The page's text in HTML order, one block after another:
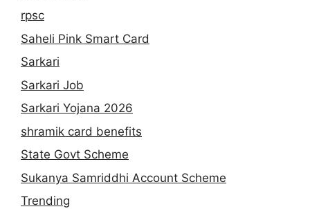
rpsc
Saheli Pink Smart Card
Sarkari
Sarkari Job
Sarkari Yojana 2026
shramik card benefits
State Govt Scheme
Sukanya Samriddhi Account Scheme
Trending